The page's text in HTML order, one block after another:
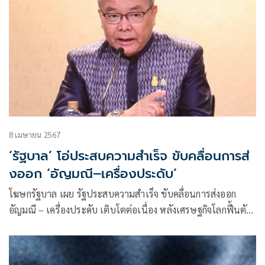
8 เมษายน 2567
‘รัฐบาล’ โอ่ประสบความสำเร็จ ขับคลื่อนการส่
งออก ‘อัญมณี–เครื่องประดับ’
โฆษกรัฐบาล เผย รัฐประสบความสำเร็จ ขับคลื่อนการส่งออก
อัญมณี – เครื่องประดับ เติบโตต่อเนื่อง หลังเศรษฐกิจโลกฟื้นตัว
เห็นผลเป็นรูปธรรม